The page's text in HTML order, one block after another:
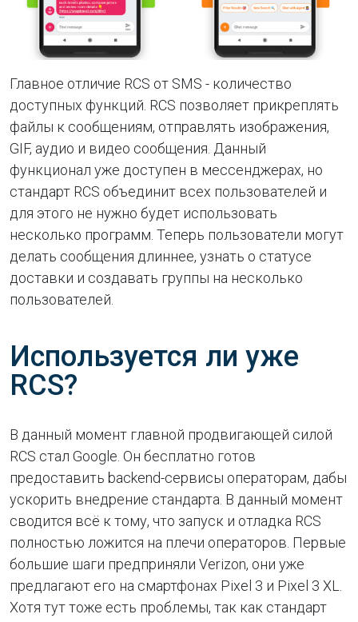
Главное отличие RCS от SMS - количество
доступных функций. RCS позволяет прикреплять
файлы к сообщениям, отправлять изображения,
GIF, аудио и видео сообщения. Данный
функционал уже доступен в мессенджерах, но
стандарт RCS объединит всех пользователей и
для этого не нужно будет использовать
несколько программ. Теперь пользователи могут
делать сообщения длиннее, узнать о статусе
доставки и создавать группы на несколько
пользователей.
Используется ли уже
RCS?
В данный момент главной продвигающей силой
RCS стал Google. Он бесплатно готов
предоставить backend-сервисы операторам, дабы
ускорить внедрение стандарта. В данный момент
сводится всё к тому, что запуск и отладка RCS
полностью ложится на плечи операторов. Первые
большие шаги предприняли Verizon, они уже
предлагают его на смартфонах Pixel 3 и Pixel 3 XL.
Хотя тут тоже есть проблемы, так как стандарт